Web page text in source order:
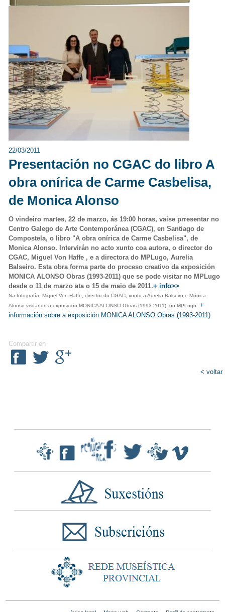
22/03/2011
Presentación no CGAC do libro A
obra onírica de Carme Casbelisa,
de Monica Alonso
O vindeiro martes, 22 de marzo, ás 19:00 horas, vaise prresentar no
Centro Galego de Arte Contemporánea (CGAC), en Santiago de
Compostela, o libro "A obra onírica de Carme Casbelisa", de
Monica Alonso. Intervirán no acto xunto coa autora, o director do
CGAC, Miguel Von Haffe , e a directora do MPLugo, Aurelia
Balseiro. Esta obra forma parte do proceso creativo da exposición
MONICA ALONSO Obras (1993-2011) que se pode visitar no MPLugo
desde o 11 de marzo ata o 15 de maio de 2011.+ info>>
Na fotografía, Miguel Von Haffe, director do CGAC, xunto a Aurelia Balseiro e Mónica
Alonso visitando a exposición MONICA ALONSO Obras (1993-2011), no MPLugo.
+
información sobre a exposición MONICA ALONSO Obras (1993-2011)
Compartir en
< voltar